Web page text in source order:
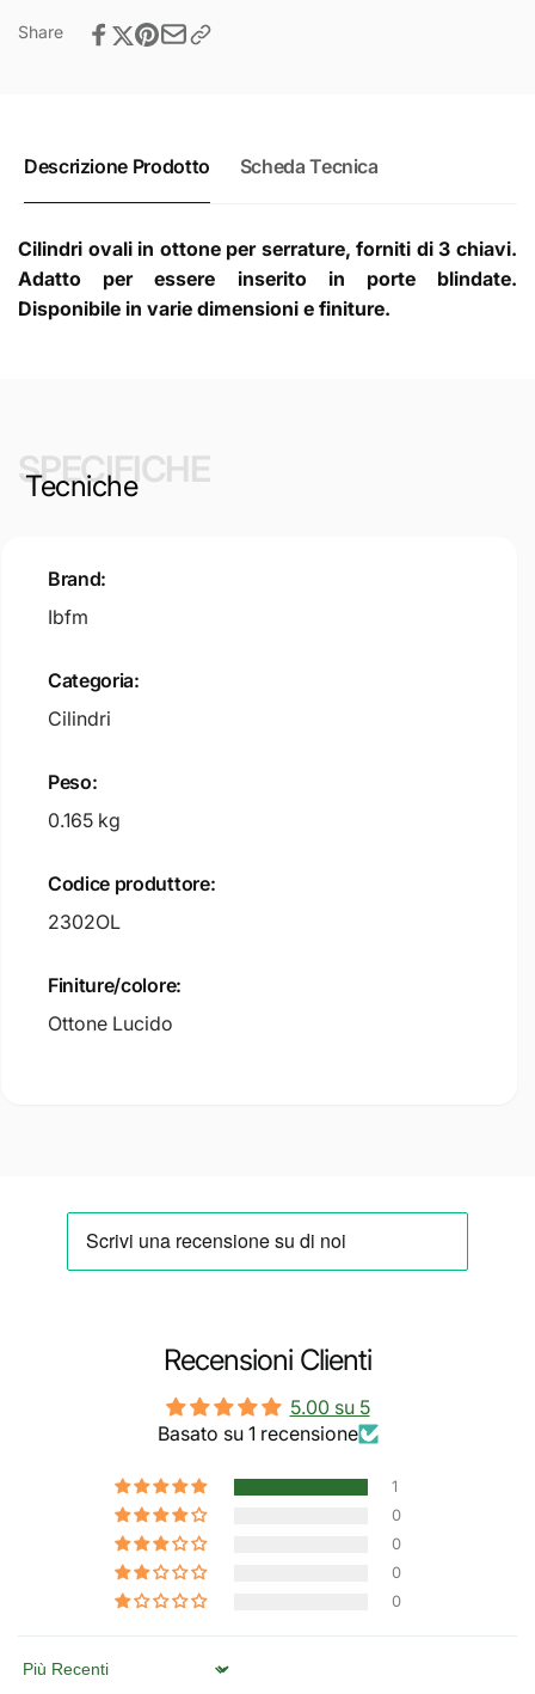
Share
Descrizione Prodotto Scheda Tecnica
Cilindri ovali in ottone per serrature, forniti di 3 chiavi.
Adatto per essere inserito in porte blindate.
Disponibile in varie dimensioni e finiture.
SPECIFICHE
Tecniche
Brand:
Ibfm
Categoria:
Cilindri
Peso:
0.165 kg
Codice produttore:
2302OL
Finiture/colore:
Ottone Lucido
Recensioni Clienti
5.00 su 5
Basato su 1 recensione
1
0
0
0
0
Sort by